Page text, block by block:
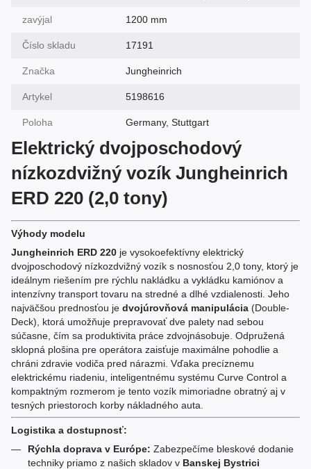
zavýjal 1200 mm
Číslo skladu 17191
Značka Jungheinrich
Artykel 5198616
Poloha Germany, Stuttgart
Elektrický dvojposchodový
nízkozdvižný vozík Jungheinrich
ERD 220 (2,0 tony)
Výhody modelu
Jungheinrich ERD 220 je vysokoefektívny elektrický
dvojposchodový nízkozdvižný vozík s nosnosťou 2,0 tony, ktorý je
ideálnym riešením pre rýchlu nakládku a vykládku kamiónov a
intenzívny transport tovaru na stredné a dlhé vzdialenosti. Jeho
najväčšou prednosťou je dvojúrovňová manipulácia (Double-
Deck), ktorá umožňuje prepravovať dve palety nad sebou
súčasne, čím sa produktivita práce zdvojnásobuje. Odpružená
sklopná plošina pre operátora zaisťuje maximálne pohodlie a
chráni zdravie vodiča pred nárazmi. Vďaka precíznemu
elektrickému riadeniu, inteligentnému systému Curve Control a
kompaktným rozmerom je tento vozík mimoriadne obratný aj v
tesných priestoroch korby nákladného auta.
Logistika a dostupnosť:
Rýchla doprava v Európe: Zabezpečíme bleskové dodanie
techniky priamo z našich skladov v Banskej Bystrici